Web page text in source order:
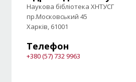
Наукова бібліотека ХНТУСГ
пр.Московський 45
Харків, 61001
Телефон
+380 (57) 732 9963